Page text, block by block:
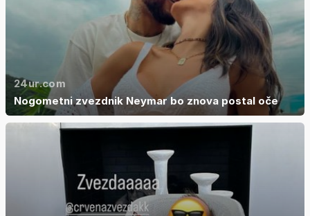
24ur.com
Nogometni zvezdnik Neymar bo znova postal oče